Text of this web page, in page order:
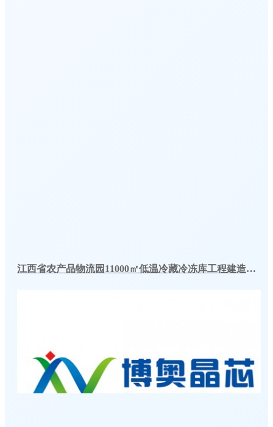
江西省农产品物流园11000㎡低温冷藏冷冻库工程建造方案